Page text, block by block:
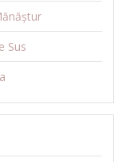
Sus